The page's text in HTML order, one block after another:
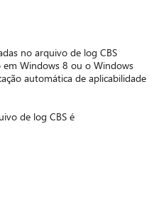
no arquivo de log CBS
Windows 8 ou o Windows
automática de aplicabilidade
de log CBS é